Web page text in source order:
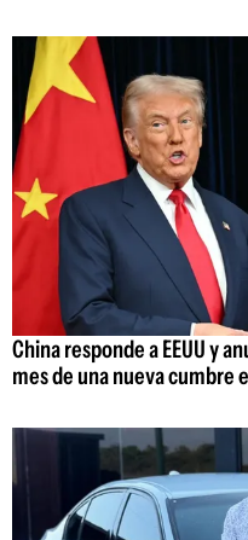
China responde a EEUU y
mes de una nueva cumbre